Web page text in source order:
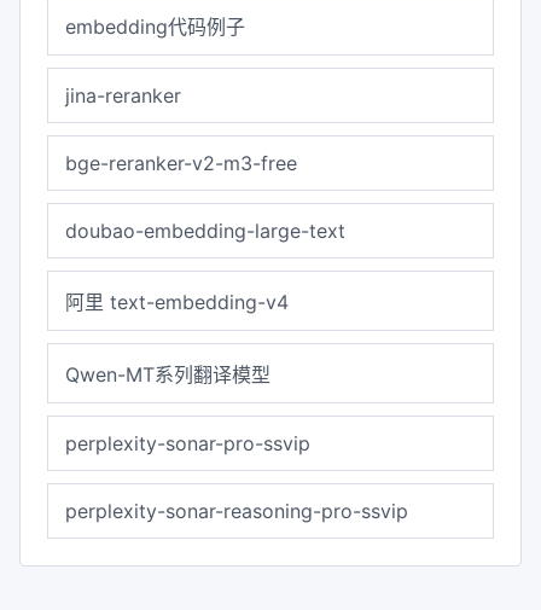
embedding代码例子
jina-reranker
bge-reranker-v2-m3-free
doubao-embedding-large-text
阿里 text-embedding-v4
Qwen-MT系列翻译模型
perplexity-sonar-pro-ssvip
perplexity-sonar-reasoning-pro-ssvip